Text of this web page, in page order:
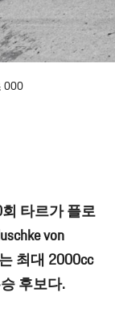
000
타르가 플로
von
최대 2000cc
후보다.